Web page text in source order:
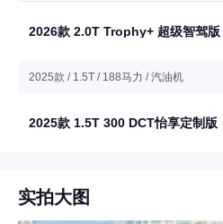
2026款 2.0T Trophy+ 超级智驾版
2025款 / 1.5T / 188马力 / 汽油机
2025款 1.5T 300 DCT怡享定制版
实拍大图